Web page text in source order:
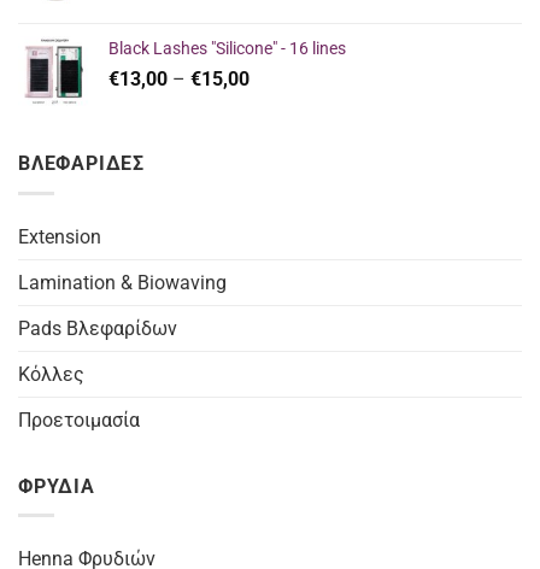
€27,50.είναι:
€26,00.
Black Lashes "Silicone" - 16 lines
€13,00 – €15,00Price
ΒΛΕΦΑΡΙΔΕΣ
Extension
Lamination & Biowaving
Pads Βλεφαρίδων
Κόλλες
Προετοιμασία
ΦΡΥΔΙΑ
Henna Φρυδιών